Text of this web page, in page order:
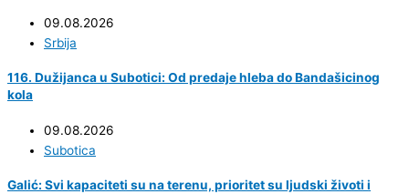
09.08.2026
Srbija
116. Dužijanca u Subotici: Od predaje hleba do Bandašicinog
kola
09.08.2026
Subotica
Galić: Svi kapaciteti su na terenu, prioritet su ljudski životi i